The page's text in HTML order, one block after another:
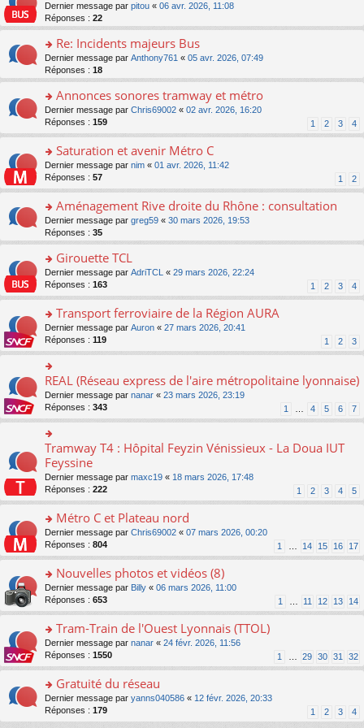
c
e
nt
pl
u
ré
c
e
nt
n
o
n
lu
le
pl
u
ré
c
e
nt
s
a
e
n
o
n
lu
le
pl
u
ré
c
e
nt
er
le
m
e
s
s
a
e
n
o
n
lu
le
pl
ré
c
e
nt
o
n
s
ult
er
le
m
e
s
s
a
g
e
n
o
n
le
pl
u
ré
c
e
nt
Dernier message par pitou « 06 avr. 2026, 11:08
Réponses : 22
o
n
s
ult
er
le
s
s
a
g
e
n
o
n
le
pl
u
s
ré
c
e
nt
Re: Incidents majeurs Bus
Dernier message par Anthony761 « 05 avr. 2026, 07:49
Réponses : 18
o
n
s
ult
er
le
m
e
s
s
a
g
e
n
o
le
pl
u
s
ré
c
e
nt
Annonces sonores tramway et métro
Dernier message par Chris69002 « 02 avr. 2026, 16:20
Réponses : 159 1 2 3 4
o
n
s
ult
er
le
m
s
s
a
g
e
n
o
le
pl
u
s
ré
c
e
nt
Saturation et avenir Métro C
Dernier message par nim « 01 avr. 2026, 11:42
Réponses : 57 1 2
o
n
s
ult
er
le
s
s
a
g
e
n
o
n
pl
u
s
ré
c
e
Aménagement Rive droite du Rhône : consultation
Dernier message par greg59 « 30 mars 2026, 19:53
Réponses : 35
o
n
s
ult
er
le
m
e
s
s
a
g
e
n
o
n
lu
le
pl
u
s
ré
c
Girouette TCL
Dernier message par AdriTCL « 29 mars 2026, 22:24
Réponses : 163 1 2 3 4
o
n
s
ult
er
le
m
e
s
s
g
e
n
lu
le
pl
u
s
ré
c
Transport ferroviaire de la Région AURA
Dernier message par Auron « 27 mars 2026, 20:41
Réponses : 119 1 2 3
o
n
s
er
le
m
e
s
s
a
g
e
n
o
n
lu
le
pl
u
ré
c
e
nt
REAL (Réseau express de l'aire métropolitaine lyonnaise)
Dernier message par nanar « 23 mars 2026, 23:19
Réponses : 343 1 4 5 6 7
o
n
ult
er
le
m
e
s
s
a
g
e
n
o
n
lu
le
pl
s
ré
c
Tramway T4 : Hôpital Feyzin Vénissieux - La Doua IUT
Feyssine
Dernier message par maxc19 « 18 mars 2026, 17:48
Réponses : 222 1 2 3 4 5
o
n
s
ult
er
le
m
e
s
s
a
g
n
o
n
Métro C et Plateau nord
Dernier message par Chris69002 « 07 mars 2026, 00:20
Réponses : 804 1 14 15 16 17
o
n
s
ult
er
le
m
e
s
s
a
g
Nouvelles photos et vidéos (8)
Dernier message par Billy « 06 mars 2026, 11:00
Réponses : 653 1 11 12 13 14
o
n
s
ult
er
le
m
Tram-Train de l'Ouest Lyonnais (TTOL)
Dernier message par nanar « 24 févr. 2026, 11:56
Réponses : 1550 1 29 30 31 32
o
n
s
Gratuité du réseau
Dernier message par yanns040586 « 12 févr. 2026, 20:33
Réponses : 179 1 2 3 4